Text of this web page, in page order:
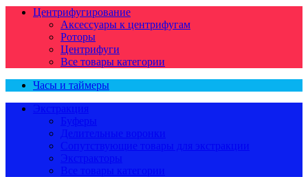
Центрифугирование
Аксессуары к центрифугам
Роторы
Центрифуги
Все товары категории
Часы и таймеры
Экстракция
Буферы
Делительные воронки
Сопутствующие товары для экстракции
Экстракторы
Все товары категории